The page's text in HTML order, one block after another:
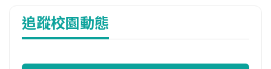
7,540 元/學期
114年註冊率
追蹤校園動態